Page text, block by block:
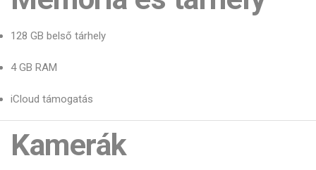
128 GB belső tárhely
4 GB RAM
iCloud támogatás
Kamerák